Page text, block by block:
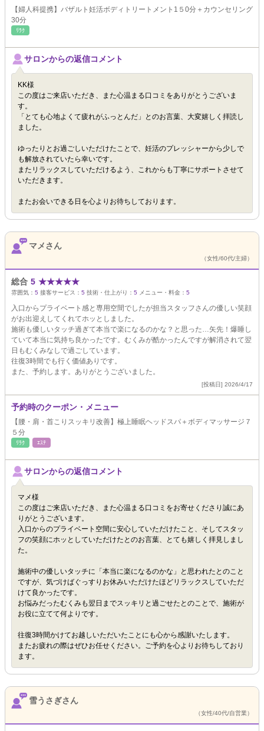
【婦人科提携】バザルト妊活ボディトリートメント1５0分＋カウンセリング
30分
ﾘﾗｸ
サロンからの返信コメント
KK様
この度はご来店いただき、また心温まる口コミをありがとうございま
す。
「とても心地よくて疲れがふっとんだ」とのお言葉、大変嬉しく拝読し
ました。
ゆったりとお過ごしいただけたことで、妊活のプレッシャーから少しで
も解放されていたら幸いです。
またリラックスしていただけるよう、これからも丁寧にサポートさせて
いただきます。
またお会いできる日を心よりお待ちしております。
マメさん
（女性/60代/主婦）
総合 5 ★★★★★
雰囲気： 5 接客サービス： 5 技術・仕上がり： 5 メニュー・料金： 5
入口からプライベート感と専用空間でしたが担当スタッフさんの優しい笑顔
がお出迎えしてくれてホッとしました。
施術も優しいタッチ過ぎて本当で楽になるのかな？と思った…矢先！爆睡し
ていて本当に気持ち良かったです。むくみが酷かったんですが解消されて翌
日もむくみなしで過ごしています。
往復3時間でも行く価値ありです。
また、予約します。ありがとうございました。
[投稿日] 2026/4/17
予約時のクーポン・メニュー
【腰・肩・首こりスッキリ改善】極上睡眠ヘッドスパ＋ボディマッサージ７
５分
ﾘﾗｸ ｴｽﾃ
サロンからの返信コメント
マメ様
この度はご来店いただき、また心温まる口コミをお寄せくださり誠にあ
りがとうございます。
入口からのプライベート空間に安心していただけたこと、そしてスタッ
フの笑顔にホッとしていただけたとのお言葉、とても嬉しく拝見しまし
た。
施術中の優しいタッチに「本当に楽になるのかな」と思われたとのこと
ですが、気づけばぐっすりお休みいただけたほどリラックスしていただ
けて良かったです。
お悩みだったむくみも翌日までスッキリと過ごせたとのことで、施術が
お役に立てて何よりです。
往復3時間かけてお越しいただいたことにも心から感謝いたします。
またお疲れの際はぜひお任せください。ご予約を心よりお待ちしており
ます。
雪うさぎさん
（女性/40代/自営業）